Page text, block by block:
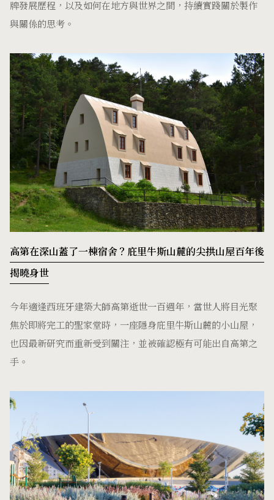
牌發展歷程，以及如何在地方與世界之間，持續實踐關於製作
與關係的思考。
高第在深山蓋了一棟宿舍？庇里牛斯山麓的尖拱山屋百年後
揭曉身世
今年適逢西班牙建築大師高第逝世一百週年，當世人將目光聚
焦於即將完工的聖家堂時，一座隱身庇里牛斯山麓的小山屋，
也因最新研究而重新受到關注，並被確認極有可能出自高第之
手。